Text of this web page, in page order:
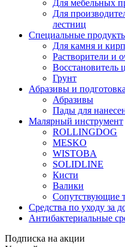
Для мебельных
Для
лестниц
Специальные
Для камня и
Растворители и
Восстановитель
Грунт
Абразивы и
Абразивы
Пады для
Малярный инструмент
ROLLINGDOG
MESKO
WISTOBA
SOLIDLINE
Кисти
Валики
Сопутствующие
Средства по уходу за
Антибактериальные
Подписка на акции